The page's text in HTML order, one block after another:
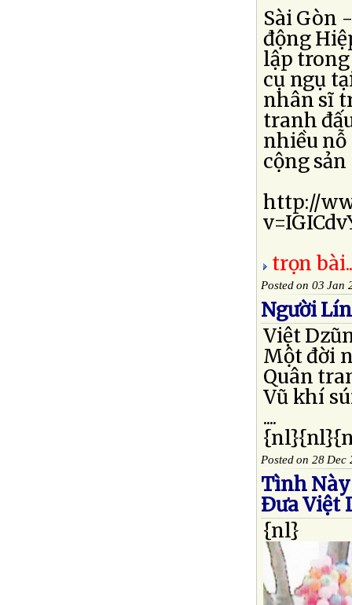
Sài Gòn
động
lập trong
cụ ngụ
nhân sĩ
tranh
nhiều nỗ
cộng
http://
trọn
Posted on 03 Jan
Người
Việt
Một đời
Quân
Vũ khí
....
Posted on 28 Dec
Tình
Ðưa Việt
{nl}